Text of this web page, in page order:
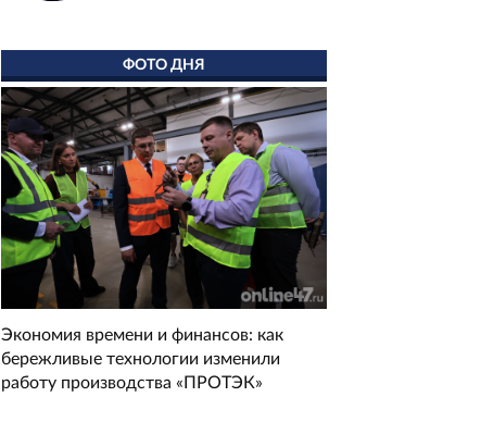
ФОТО ДНЯ
Экономия времени и финансов: как
бережливые технологии изменили
работу производства «ПРОТЭК»